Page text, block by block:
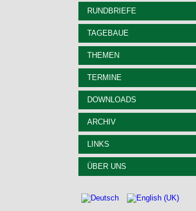
RUNDBRIEFE
TAGEBAUE
THEMEN
TERMINE
DOWNLOADS
ARCHIV
LINKS
ÜBER UNS